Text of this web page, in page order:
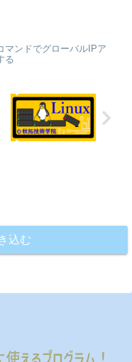
マンドでグローバルIPア
る
込む